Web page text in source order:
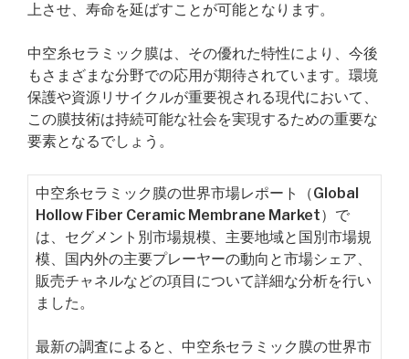
上させ、寿命を延ばすことが可能となります。
中空糸セラミック膜は、その優れた特性により、今後
もさまざまな分野での応用が期待されています。環境
保護や資源リサイクルが重要視される現代において、
この膜技術は持続可能な社会を実現するための重要な
要素となるでしょう。
中空糸セラミック膜の世界市場レポート（Global
Hollow Fiber Ceramic Membrane Market）で
は、セグメント別市場規模、主要地域と国別市場規
模、国内外の主要プレーヤーの動向と市場シェア、
販売チャネルなどの項目について詳細な分析を行い
ました。
最新の調査によると、中空糸セラミック膜の世界市